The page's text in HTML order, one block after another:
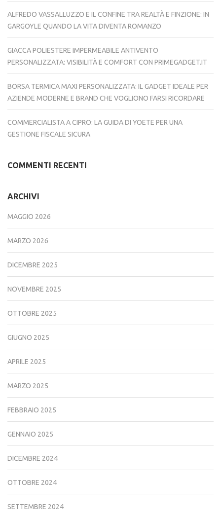
ALFREDO VASSALLUZZO E IL CONFINE TRA REALTÀ E FINZIONE: IN
GARGOYLE QUANDO LA VITA DIVENTA ROMANZO
GIACCA POLIESTERE IMPERMEABILE ANTIVENTO
PERSONALIZZATA: VISIBILITÀ E COMFORT CON PRIMEGADGET.IT
BORSA TERMICA MAXI PERSONALIZZATA: IL GADGET IDEALE PER
AZIENDE MODERNE E BRAND CHE VOGLIONO FARSI RICORDARE
COMMERCIALISTA A CIPRO: LA GUIDA DI YOETE PER UNA
GESTIONE FISCALE SICURA
COMMENTI RECENTI
ARCHIVI
MAGGIO 2026
MARZO 2026
DICEMBRE 2025
NOVEMBRE 2025
OTTOBRE 2025
GIUGNO 2025
APRILE 2025
MARZO 2025
FEBBRAIO 2025
GENNAIO 2025
DICEMBRE 2024
OTTOBRE 2024
SETTEMBRE 2024